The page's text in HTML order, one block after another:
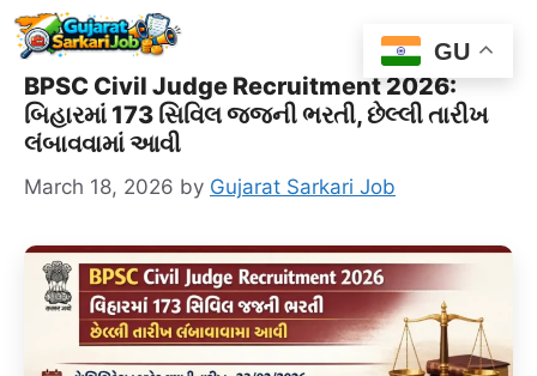
Skip
to
content
BPSC Civil Judge Recruitment 2026:
બિહારમાં 173 સિવિલ જજની ભરતી, છેલ્લી તારીખ
લંબાવવામાં આવી
March 18, 2026 by Gujarat Sarkari Job
GU